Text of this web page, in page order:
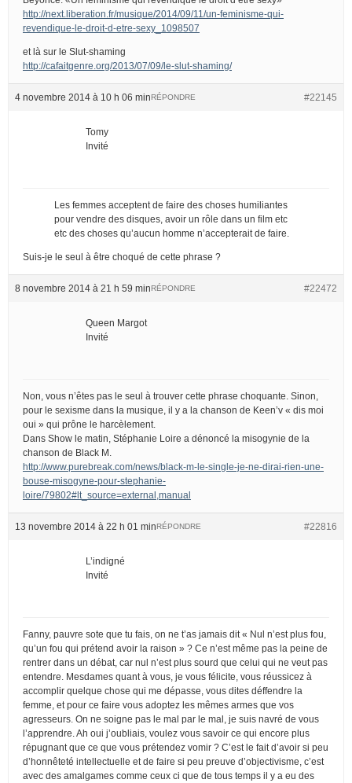
http://next.liberation.fr/musique/2014/09/11/un-feminisme-qui-
revendique-le-droit-d-etre-sexy_1098507
et là sur le Slut-shaming
http://cafaitgenre.org/2013/07/09/le-slut-shaming/
4 novembre 2014 à 10 h 06 min #22145
RÉPONDRE
Tomy
Invité
Les femmes acceptent de faire des choses humiliantes
pour vendre des disques, avoir un rôle dans un film etc
etc des choses qu’aucun homme n’accepterait de faire.
Suis-je le seul à être choqué de cette phrase ?
8 novembre 2014 à 21 h 59 min #22472
RÉPONDRE
Queen Margot
Invité
Non, vous n’êtes pas le seul à trouver cette phrase choquante. Sinon,
pour le sexisme dans la musique, il y a la chanson de Keen’v « dis moi
oui » qui prône le harcèlement.
Dans Show le matin, Stéphanie Loire a dénoncé la misogynie de la
chanson de Black M.
http://www.purebreak.com/news/black-m-le-single-je-ne-dirai-rien-une-
bouse-misogyne-pour-stephanie-
loire/79802#lt_source=external,manual
13 novembre 2014 à 22 h 01 min #22816
RÉPONDRE
L’indigné
Invité
Fanny, pauvre sote que tu fais, on ne t’as jamais dit « Nul n’est plus fou,
qu’un fou qui prétend avoir la raison » ? Ce n’est même pas la peine de
rentrer dans un débat, car nul n’est plus sourd que celui qui ne veut pas
entendre. Mesdames quant à vous, je vous félicite, vous réussicez à
accomplir quelque chose qui me dépasse, vous dites déffendre la
femme, et pour ce faire vous adoptez les mêmes armes que vos
agresseurs. On ne soigne pas le mal par le mal, je suis navré de vous
l’apprendre. Ah oui j’oubliais, voulez vous savoir ce qui encore plus
répugnant que ce que vous prétendez vomir ? C’est le fait d’avoir si peu
d’honnêteté intellectuelle et de faire si peu preuve d’objectivisme, c’est
avec des amalgames comme ceux ci que de tous temps il y a eu des